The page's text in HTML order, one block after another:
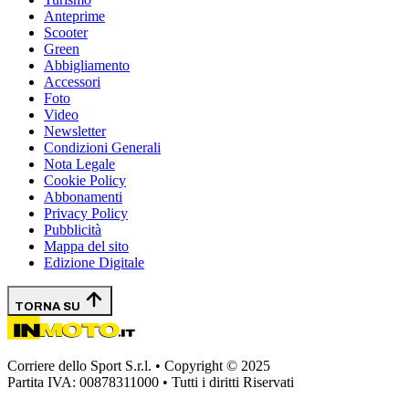
Anteprime
Scooter
Green
Abbigliamento
Accessori
Foto
Video
Newsletter
Condizioni Generali
Nota Legale
Cookie Policy
Abbonamenti
Privacy Policy
Pubblicità
Mappa del sito
Edizione Digitale
TORNA SU
Corriere dello Sport S.r.l. • Copyright © 2025
Partita IVA: 00878311000 • Tutti i diritti Riservati